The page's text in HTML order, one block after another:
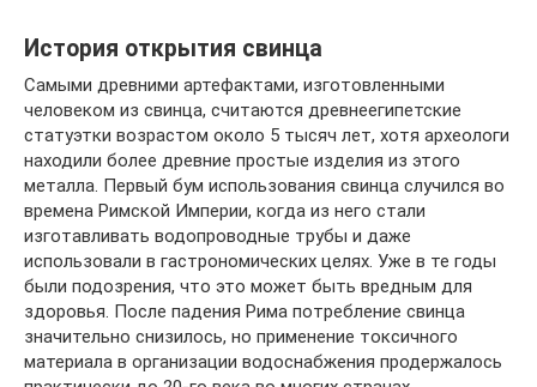
История открытия свинца
Самыми древними артефактами, изготовленными
человеком из свинца, считаются древнеегипетские
статуэтки возрастом около 5 тысяч лет, хотя археологи
находили более древние простые изделия из этого
металла. Первый бум использования свинца случился во
времена Римской Империи, когда из него стали
изготавливать водопроводные трубы и даже
использовали в гастрономических целях. Уже в те годы
были подозрения, что это может быть вредным для
здоровья. После падения Рима потребление свинца
значительно снизилось, но применение токсичного
материала в организации водоснабжения продержалось